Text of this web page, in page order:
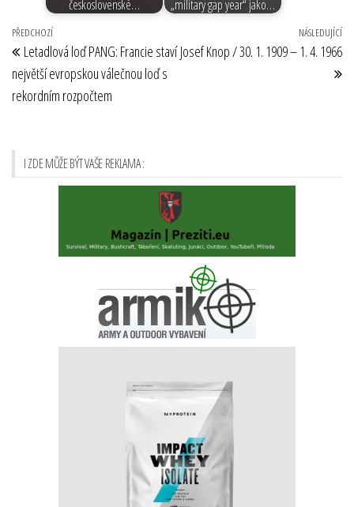
československé…
„military gap year“ jako…
Navigace
pro
příspěvek
Předchozí
příspěvek
PŘEDCHOZÍ
Letadlová loď PANG: Francie staví
největší evropskou válečnou loď s
rekordním rozpočtem
NÁSLEDUJÍCÍ
Josef Knop / 30. 1. 1909 – 1. 4. 1966
I ZDE MŮŽE BÝT VAŠE REKLAMA :